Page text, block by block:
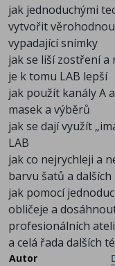
jak jednoduchými
vytvořit
vypadající snímky
jak se liší zostření a
je k tomu LAB lepší
jak použít kanály A
masek a výběrů
jak se dají využít
LAB
jak co nejrychleji a
barvu šatů a
jak pomocí
obličeje a
profesionálních
a celá řada dalších
Autor